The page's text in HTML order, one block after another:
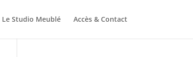
Le Studio Meublé Accès & Contact